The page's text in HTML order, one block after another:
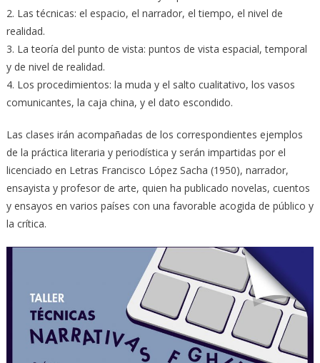
2. Las técnicas: el espacio, el narrador, el tiempo, el nivel de
realidad.
3. La teoría del punto de vista: puntos de vista espacial, temporal
y de nivel de realidad.
4. Los procedimientos: la muda y el salto cualitativo, los vasos
comunicantes, la caja china, y el dato escondido.
Las clases irán acompañadas de los correspondientes ejemplos
de la práctica literaria y periodística y serán impartidas por el
licenciado en Letras Francisco López Sacha (1950), narrador,
ensayista y profesor de arte, quien ha publicado novelas, cuentos
y ensayos en varios países con una favorable acogida de público y
la crítica.